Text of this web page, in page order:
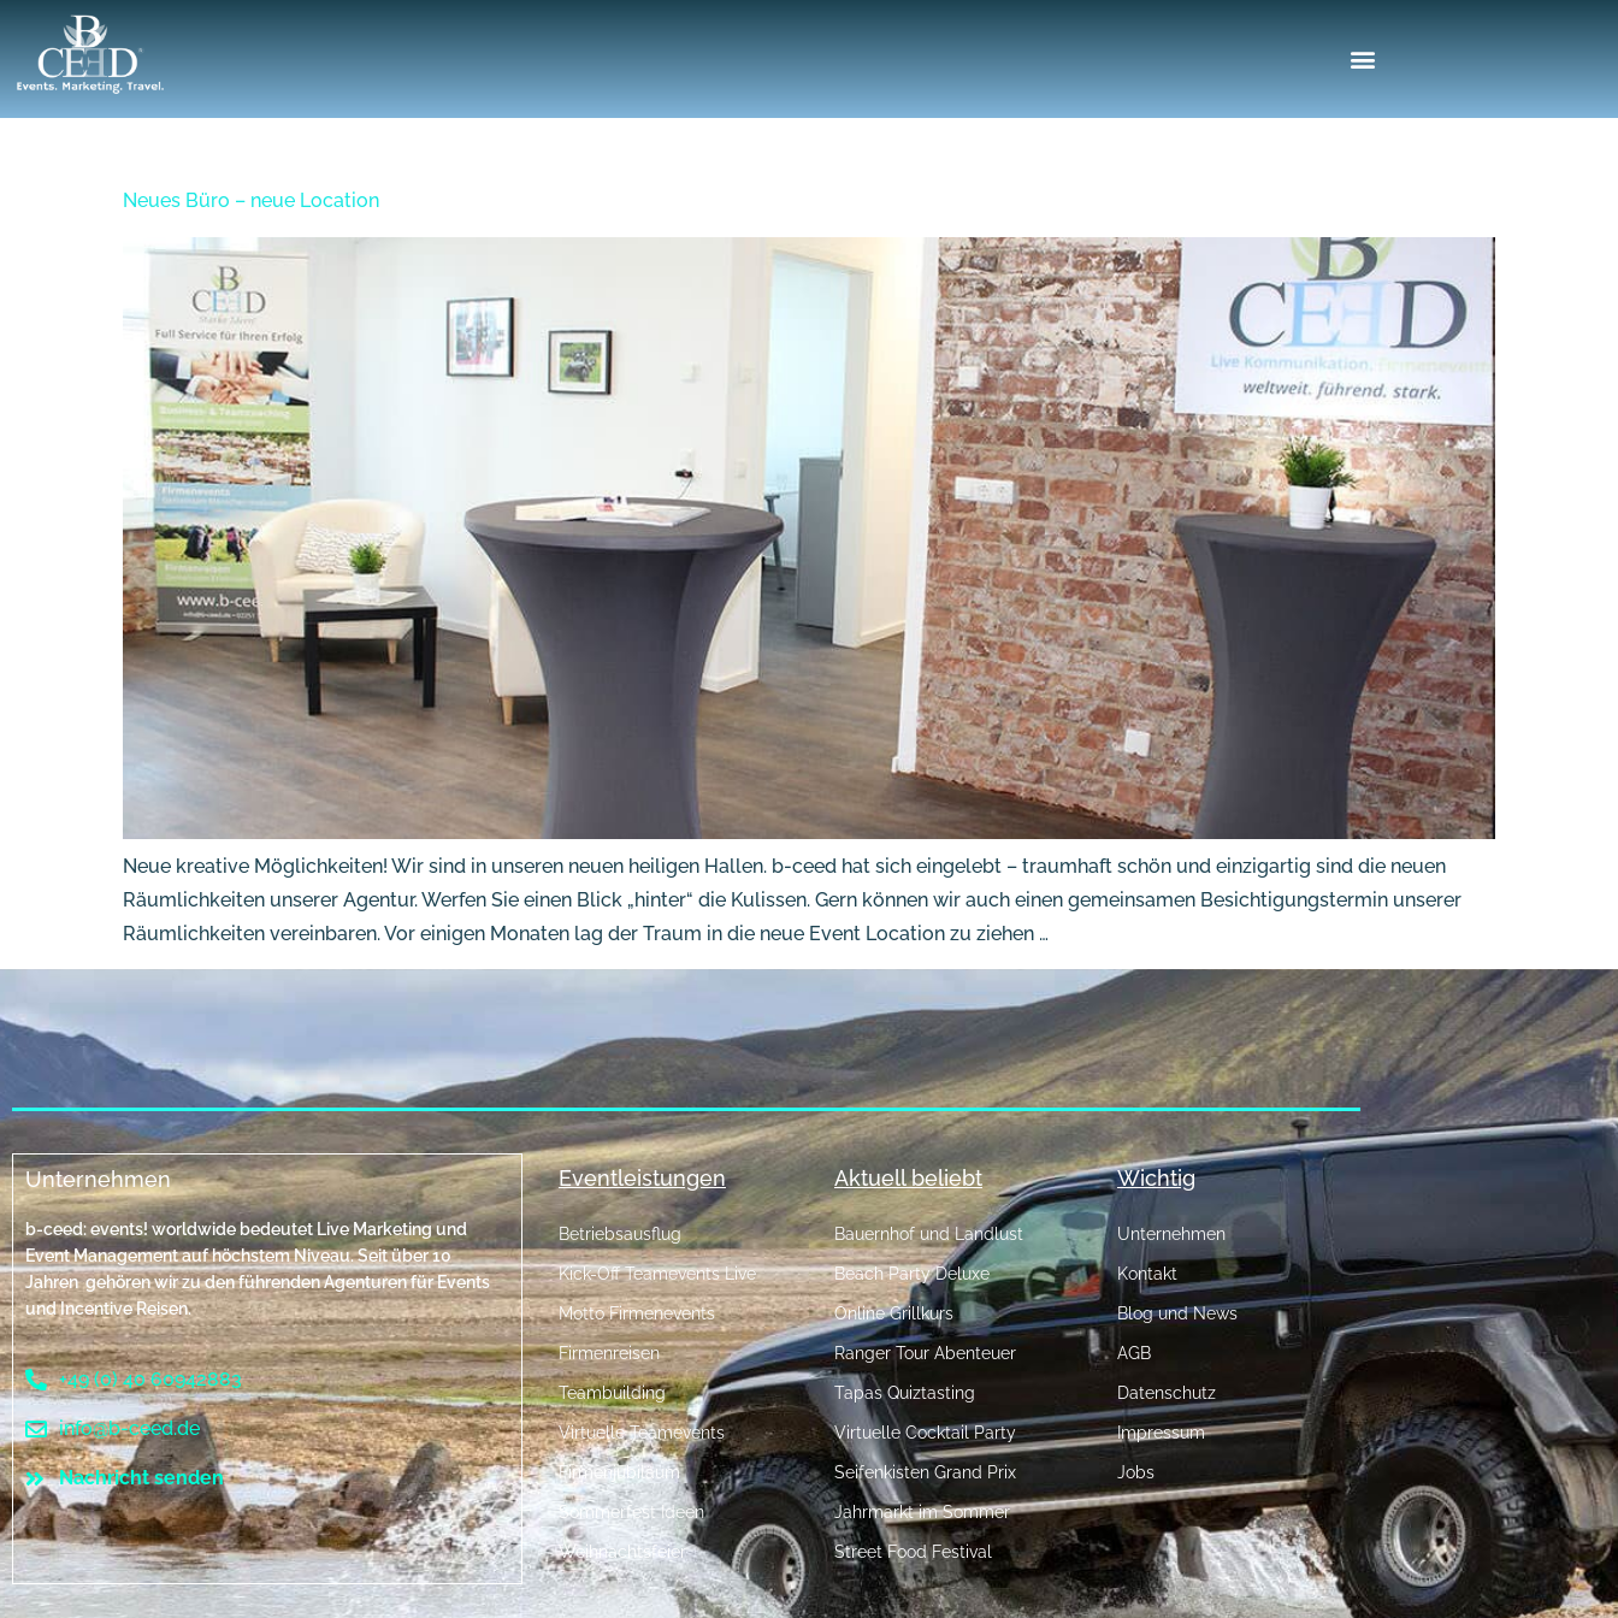
Tag:8. Juni 2018
Neues Büro – neue Location
Neue kreative Möglichkeiten! Wir sind in unseren neuen heiligen Hallen. b-ceed hat sich eingelebt – traumhaft schön und einzigartig sind die neuen
Räumlichkeiten unserer Agentur. Werfen Sie einen Blick „hinter“ die Kulissen. Gern können wir auch einen gemeinsamen Besichtigungstermin unserer
Räumlichkeiten vereinbaren. Vor einigen Monaten lag der Traum in die neue Event Location zu ziehen …
Unternehmen
b-ceed: events! worldwide bedeutet Live Marketing und
Event Management auf höchstem Niveau. Seit über 10
Jahren gehören wir zu den führenden Agenturen für Events
und Incentive Reisen.
+49 (0) 40 60942883
info@b-ceed.de
Nachricht senden
Eventleistungen
Betriebsausflug
Kick-Off Teamevents Live
Motto Firmenevents
Firmenreisen
Teambuilding
Virtuelle Teamevents
Firmenjubiläum
Sommerfest Ideen
Weihnachtsfeier
Aktuell beliebt
Bauernhof und Landlust
Beach Party Deluxe
Online Grillkurs
Ranger Tour Abenteuer
Tapas Quiztasting
Virtuelle Cocktail Party
Seifenkisten Grand Prix
Jahrmarkt im Sommer
Street Food Festival
Wichtig
Unternehmen
Kontakt
Blog und News
AGB
Datenschutz
Impressum
Jobs